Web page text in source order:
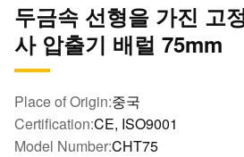
두금속 선형을 가진 고
사 압출기 배럴 75mm
Place of Origin:중국
Certification:CE, ISO9001
Model Number:CHT75